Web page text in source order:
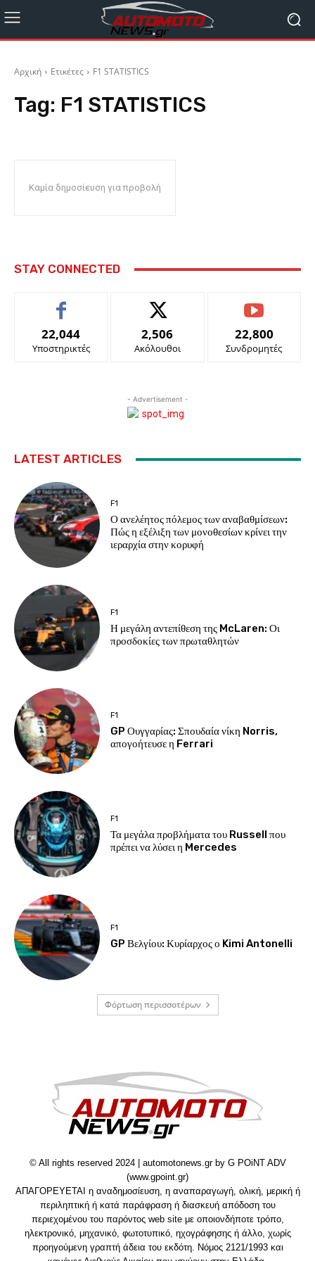
Αρχική Ετικέτες F1 STATISTICS
Tag: F1 STATISTICS
Καμία δημοσίευση για προβολή
STAY CONNECTED
22,044
Υποστηρικτές
2,506
Ακόλουθοι
22,800
Συνδρομητές
- Advertisement -
LATEST ARTICLES
F1
Ο ανελέητος πόλεμος των αναβαθμίσεων:
Πώς η εξέλιξη των μονοθεσίων κρίνει την
ιεραρχία στην κορυφή
F1
Η μεγάλη αντεπίθεση της McLaren: Οι
προσδοκίες των πρωταθλητών
F1
GP Ουγγαρίας: Σπουδαία νίκη Norris,
απογοήτευσε η Ferrari
F1
Τα μεγάλα προβλήματα του Russell που
πρέπει να λύσει η Mercedes
F1
GP Βελγίου: Κυρίαρχος ο Kimi Antonelli
Φόρτωση περισσοτέρων
© All rights reserved 2024 | automotonews.gr by G POiNT ADV
(www.gpoint.gr)
ΑΠΑΓΟΡΕΥΕΤΑΙ η αναδημοσίευση, η αναπαραγωγή, ολική, μερική ή
περιληπτική ή κατά παράφραση ή διασκευή απόδοση του
περιεχομένου του παρόντος web site με οποιονδήποτε τρόπο,
ηλεκτρονικό, μηχανικό, φωτοτυπικό, ηχογράφησης ή άλλο, χωρίς
προηγούμενη γραπτή άδεια του εκδότη. Νόμος 2121/1993 και